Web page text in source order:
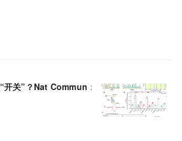
“开关”？Nat Commun：PCBP1 蛋白精准拆解